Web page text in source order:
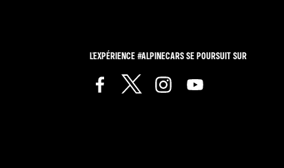
L'EXPÉRIENCE #ALPINECARS SE POURSUIT SUR